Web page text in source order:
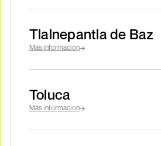
Tlalnepantla de Baz
Más información
Toluca
Más información